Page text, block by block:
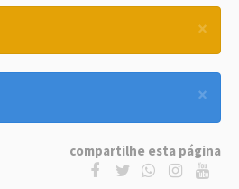
×
×
compartilhe esta página